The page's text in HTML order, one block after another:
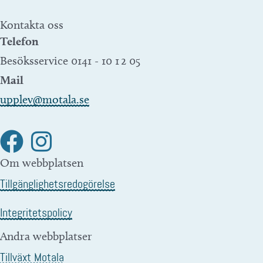
Kontakta oss
Telefon
Besöksservice 0141 - 10 1 2 05
Mail
upplev@motala.se
Om webbplatsen
Tillgänglighetsredogörelse
Integritetspolicy
Andra webbplatser
Tillväxt Motala